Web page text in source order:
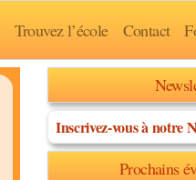
Trouvez l’école Contact
Inscrivez-vous à notre
Prochains